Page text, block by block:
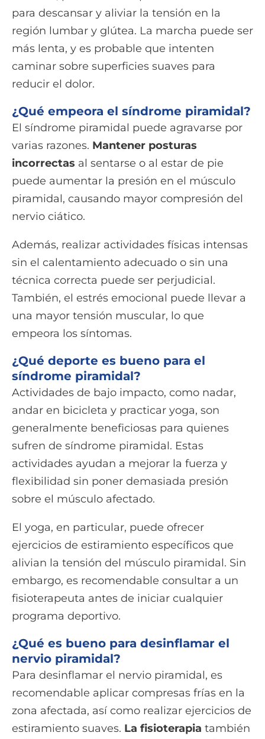
para descansar y aliviar la tensión en la
región lumbar y glútea. La marcha puede ser
más lenta, y es probable que intenten
caminar sobre superficies suaves para
reducir el dolor.
¿Qué empeora el síndrome piramidal?
El síndrome piramidal puede agravarse por
varias razones. Mantener posturas
incorrectas al sentarse o al estar de pie
puede aumentar la presión en el músculo
piramidal, causando mayor compresión del
nervio ciático.
Además, realizar actividades físicas intensas
sin el calentamiento adecuado o sin una
técnica correcta puede ser perjudicial.
También, el estrés emocional puede llevar a
una mayor tensión muscular, lo que
empeora los síntomas.
¿Qué deporte es bueno para el
síndrome piramidal?
Actividades de bajo impacto, como nadar,
andar en bicicleta y practicar yoga, son
generalmente beneficiosas para quienes
sufren de síndrome piramidal. Estas
actividades ayudan a mejorar la fuerza y
flexibilidad sin poner demasiada presión
sobre el músculo afectado.
El yoga, en particular, puede ofrecer
ejercicios de estiramiento específicos que
alivian la tensión del músculo piramidal. Sin
embargo, es recomendable consultar a un
fisioterapeuta antes de iniciar cualquier
programa deportivo.
¿Qué es bueno para desinflamar el
nervio piramidal?
Para desinflamar el nervio piramidal, es
recomendable aplicar compresas frías en la
zona afectada, así como realizar ejercicios de
estiramiento suaves. La fisioterapia también